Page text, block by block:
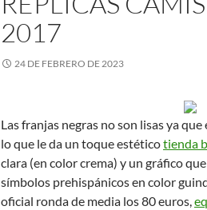
2017
24 DE FEBRERO DE 2023
Las franjas negras no son lisas ya
lo que le da un toque estéticotienda
clara (en color crema) y un gráfico
símbolos prehispánicos en color
oficial ronda de media los 80 euros,